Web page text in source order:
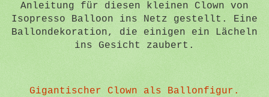
Anleitung für diesen kleinen Clown von
Isopresso Balloon ins Netz gestellt. Eine
Ballondekoration, die einigen ein Lächeln
ins Gesicht zaubert.
Gigantischer Clown als Ballonfigur.